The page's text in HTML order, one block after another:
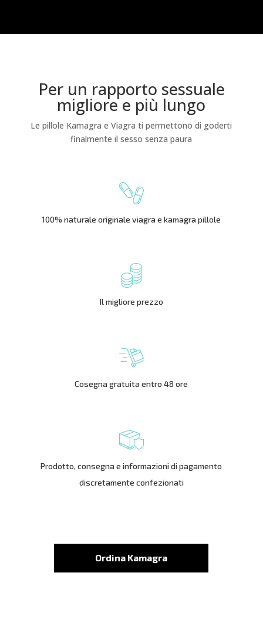
Per un rapporto sessuale
migliore e più lungo
Le pillole Kamagra e Viagra ti permettono di goderti
finalmente il sesso senza paura
100% naturale originale viagra e kamagra pillole
Il migliore prezzo
Cosegna gratuita entro 48 ore
Prodotto, consegna e informazioni di pagamento
discretamente confezionati
Ordina Kamagra